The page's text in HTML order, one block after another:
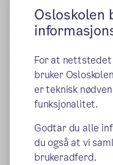
Osloskolen
For at
bruker
er teknisk
funksjonalitet.
Godtar du alle
du også at vi
brukeradferd.
skolehverdagen på
fraværsregler og mye
Fraværsregler i
august 2025)
Regler for orden og
Publisert:18.06.2015